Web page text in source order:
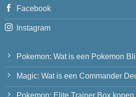
Facebook
Instagram
Pokemon: Wat is een Pokemon
Magic: Wat is een Commander